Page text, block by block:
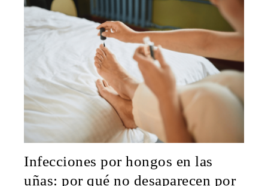
Infecciones por hongos en las
uñas: por qué no desaparecen por